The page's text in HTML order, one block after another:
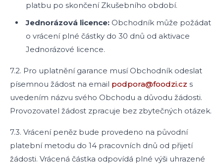
platbu po skončení Zkušebního období.
Jednorázová licence: Obchodník může požádat
o vrácení plné částky do 30 dnů od aktivace
Jednorázové licence.
7.2. Pro uplatnění garance musí Obchodník odeslat
písemnou žádost na email podpora@foodzi.cz s
uvedením názvu svého Obchodu a důvodu žádosti.
Provozovatel žádost zpracuje bez zbytečných otázek.
7.3. Vrácení peněz bude provedeno na původní
platební metodu do 14 pracovních dnů od přijetí
žádosti. Vrácená částka odpovídá plné výši uhrazené